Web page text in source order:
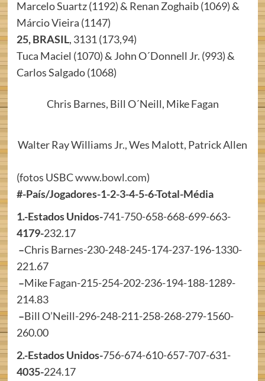
Marcelo Suartz (1192) & Renan Zoghaib (1069) &
Márcio Vieira (1147)
25, BRASIL, 3131 (173,94)
Tuca Maciel (1070) & John O´Donnell Jr. (993) &
Carlos Salgado (1068)
Chris Barnes, Bill O´Neill, Mike Fagan
Walter Ray Williams Jr., Wes Malott, Patrick Allen
(fotos USBCwww.bowl.com)
#-País/Jogadores-1-2-3-4-5-6-Total-Média
1.-Estados Unidos-741-750-658-668-699-663-
4179-232.17
–Chris Barnes-230-248-245-174-237-196-1330-
221.67
–Mike Fagan-215-254-202-236-194-188-1289-
214.83
–Bill O’Neill-296-248-211-258-268-279-1560-
260.00
2.-Estados Unidos-756-674-610-657-707-631-
4035-224.17